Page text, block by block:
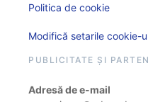
Politica de cookie
Modifică setarile cookie-
PUBLICITATE ȘI
Adresă de e-mail